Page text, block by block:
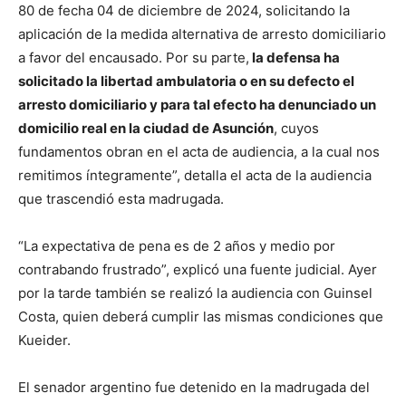
80 de fecha 04 de diciembre de 2024, solicitando la
aplicación de la medida alternativa de arresto domiciliario
a favor del encausado. Por su parte, la defensa ha
solicitado la libertad ambulatoria o en su defecto el
arresto domiciliario y para tal efecto ha denunciado un
domicilio real en la ciudad de Asunción, cuyos
fundamentos obran en el acta de audiencia, a la cual nos
remitimos íntegramente”, detalla el acta de la audiencia
que trascendió esta madrugada.
“La expectativa de pena es de 2 años y medio por
contrabando frustrado”, explicó una fuente judicial. Ayer
por la tarde también se realizó la audiencia con Guinsel
Costa, quien deberá cumplir las mismas condiciones que
Kueider.
El senador argentino fue detenido en la madrugada del